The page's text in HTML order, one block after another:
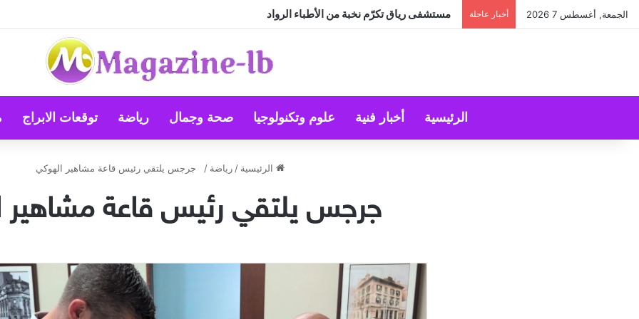
الجمعة, أغسطس 7 2026 أخبار عاجلة مستشفى رياق تكرّم نخبة من الأطباء الرواد
الرئيسية أخبار فنية علوم وتكنولوجيا صحة وجمال رياضة توقعات الابراج
الرئيسية / رياضة / جرجس يلتقي رئيس قاعة مشاهير الهوكي
جرجس يلتقي رئيس قاعة مشاهير